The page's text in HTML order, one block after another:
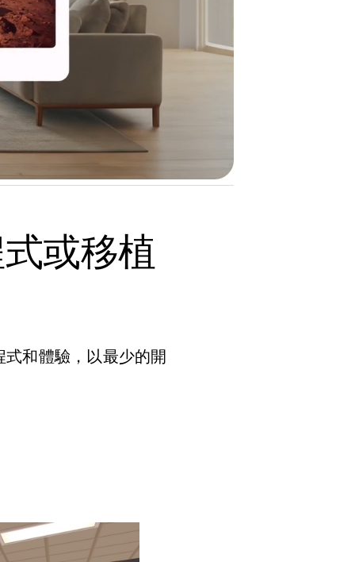
或移植
和體驗，以最少的開